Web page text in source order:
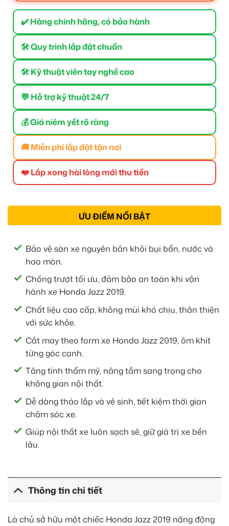
✔️ Hàng chính hãng, có bảo hành
🛠 Quy trình lắp đặt chuẩn
🛠 Kỹ thuật viên tay nghề cao
💬 Hỗ trợ kỹ thuật 24/7
💰 Giá niêm yết rõ ràng
🚚 Miễn phí lắp đặt tận nơi
❤️ Lắp xong hài lòng mới thu tiền
ƯU ĐIỂM NỔI BẬT
Bảo vệ sàn xe nguyên bản khỏi bụi bẩn, nước và
hao mòn.
Chống trượt tối ưu, đảm bảo an toàn khi vận
hành xe Honda Jazz 2019.
Chất liệu cao cấp, không mùi khó chịu, thân thiện
với sức khỏe.
Cắt may theo form xe Honda Jazz 2019, ôm khít
từng góc cạnh.
Tăng tính thẩm mỹ, nâng tầm sang trọng cho
không gian nội thất.
Dễ dàng tháo lắp và vệ sinh, tiết kiệm thời gian
chăm sóc xe.
Giúp nội thất xe luôn sạch sẽ, giữ giá trị xe bền
lâu.
Thông tin chi tiết
Là chủ sở hữu một chiếc Honda Jazz 2019 năng động